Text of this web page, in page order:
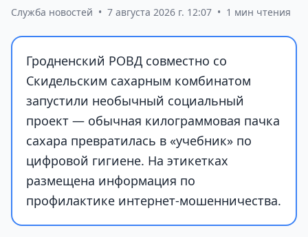
Служба новостей • 7 августа 2026 г. 12:07 • 1 мин чтения
Гродненский РОВД совместно со
Скидельским сахарным комбинатом
запустили необычный социальный
проект — обычная килограммовая пачка
сахара превратилась в «учебник» по
цифровой гигиене. На этикетках
размещена информация по
профилактике интернет-мошенничества.